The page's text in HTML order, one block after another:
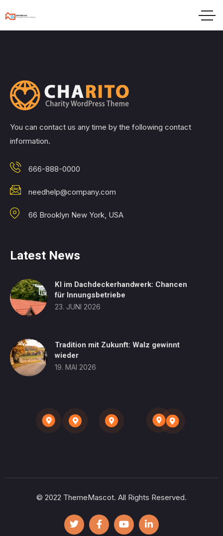
You can contact us any time by the following contact
information.
666-888-0000
needhelp@company.com
66 Brooklyn New York, USA
Latest News
KI im Dachdeckerhandwerk: Chancen
für Innungsbetriebe
23. JUNI 2026
Tradition mit Zukunft: Walz gewinnt
wieder
19. MAI 2026
© 2022 ThemeMascot. All Rights Reserved.